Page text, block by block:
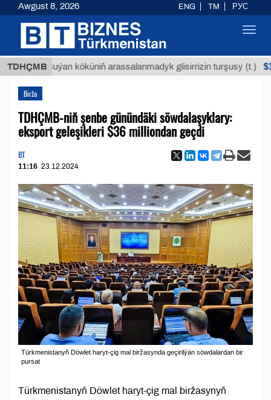
TDHÇMB
Buýan köküniň arassalanmadyk glisirrizin turşusy (t.)
Birža
TDHÇMB-niň şenbe günündäki söwdalaşyklary:
eksport geleşikleri $36 milliondan geçdi
BT
11:16 23.12.2024
Türkmenistanyň Döwlet haryt-çig mal biržasynda geçirilýän söwdalardan bir
pursat
Türkmenistanyň Döwlet haryt-çig mal biržasynyň
Awgust 8, 2026 ENG TM РУС